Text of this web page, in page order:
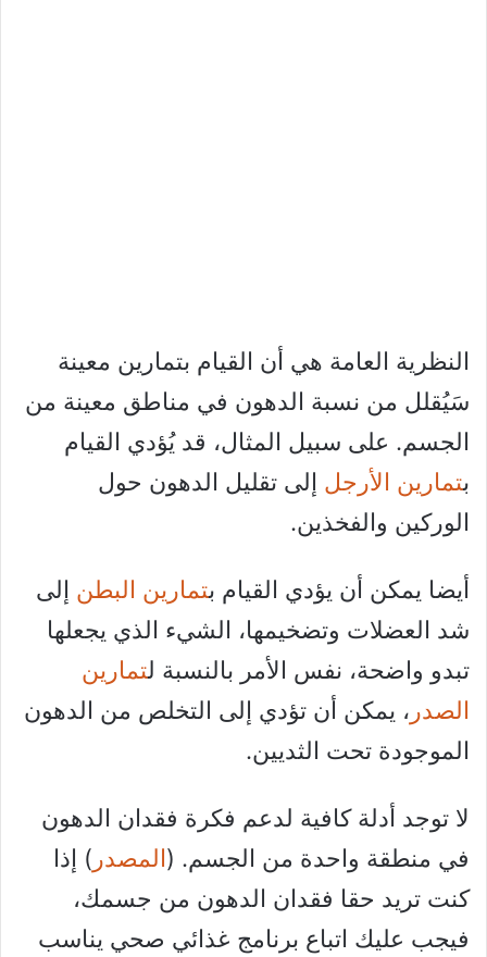
النظرية العامة هي أن القيام بتمارين معينة
سَيُقلل من نسبة الدهون في مناطق معينة من
الجسم. على سبيل المثال، قد يُؤدي القيام
بتمارين الأرجل إلى تقليل الدهون حول
الوركين والفخذين.
أيضا يمكن أن يؤدي القيام بتمارين البطن إلى
شد العضلات وتضخيمها، الشيء الذي يجعلها
تبدو واضحة، نفس الأمر بالنسبة لتمارين
الصدر ، يمكن أن تؤدي إلى التخلص من الدهون
الموجودة تحت الثديين.
لا توجد أدلة كافية لدعم فكرة فقدان الدهون
في منطقة واحدة من الجسم. (المصدر ) إذا
كنت تريد حقا فقدان الدهون من جسمك،
فيجب عليك اتباع برنامج غذائي صحي يناسب